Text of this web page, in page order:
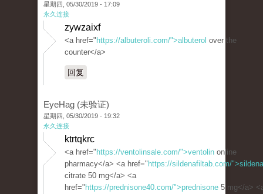
星期四, 05/30/2019 - 17:09
永久连接
zywzaixf
<a href=" https://albuteroli.com/">albuterol over the
counter</a>
回复
EyeHag (未验证)
星期四, 05/30/2019 - 19:32
永久连接
ktrtqkrc
<a href=" https://ventolinsale.com/">ventolin online
pharmacy</a> <a href=" https://sildenafiltab.com/
citrate 50 mg</a> <a
href=" https://prednisone40.com/">prednisone 5 mg</a>